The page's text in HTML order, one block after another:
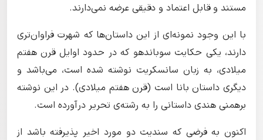
مستند و قابل اعتماد و دقیقی عرضه نمی‌دارند.
با این وجود نمونه‌ای از این داستان‌ها که شهرت فراوان‌تری
دارند، یکی حکایت سوباندهو که در حدود اوایل قرن هفتم
میلادی، به زبان سانسکریت نوشته شده است، می‌باشد و
دیگری داستان بانا است (قرن هفتم میلادی). در این نوشته
برهمنی هندی داستانی را به رشته‌ی تحریر درآورده است.
اکنون به فرضی که سندیت دو مورد اخیر پذیرفته باشد از